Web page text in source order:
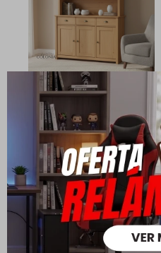
Cristalero - 5 Puertas - 3
Cajones - Línea Colonial -
Freijo
18.390 $ 22.990
$ 12.873
$14.712